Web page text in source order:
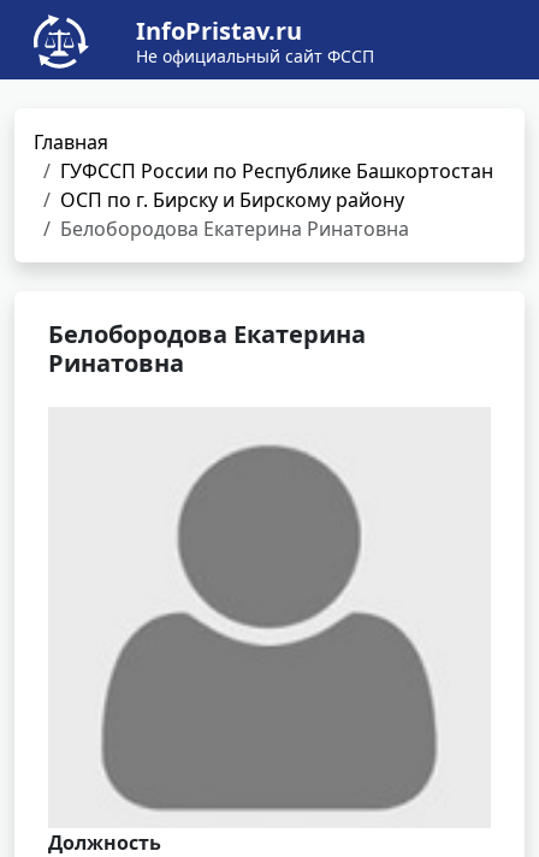
InfoPristav.ru
Не официальный сайт ФССП
Главная
ГУФССП России по Республике Башкортостан
ОСП по г. Бирску и Бирскому району
Белобородова Екатерина Ринатовна
Белобородова Екатерина
Ринатовна
Должность